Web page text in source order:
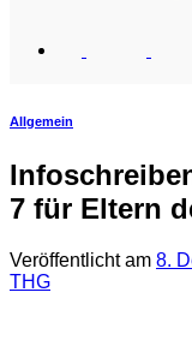
Allgemein
7 für Eltern
Veröffentlicht am 8.
THG